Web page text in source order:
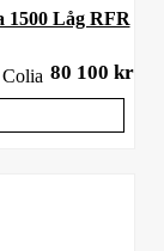
1500 Låg RFR
80 100 kr